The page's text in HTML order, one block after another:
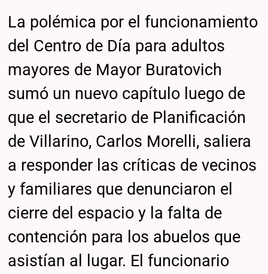
La polémica por el funcionamiento
del Centro de Día para adultos
mayores de Mayor Buratovich
sumó un nuevo capítulo luego de
que el secretario de Planificación
de Villarino, Carlos Morelli, saliera
a responder las críticas de vecinos
y familiares que denunciaron el
cierre del espacio y la falta de
contención para los abuelos que
asistían al lugar. El funcionario